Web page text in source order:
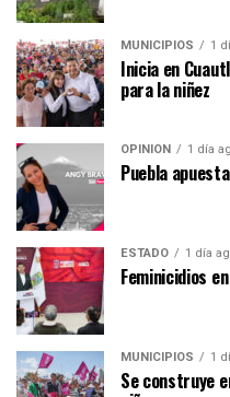
MUNICIPIOS 1
Inicia en
para la niñez
OPINIÓN 1 día
Puebla
ESTADO 1 día
Feminicidios
MUNICIPIOS 1
Se construye